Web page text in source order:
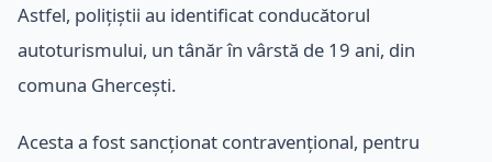
Astfel, polițiștii au identificat conducătorul
autoturismului, un tânăr în vârstă de 19 ani, din
comuna Ghercești.
Acesta a fost sancționat contravențional, pentru